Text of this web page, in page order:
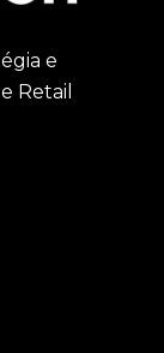
e
Retail